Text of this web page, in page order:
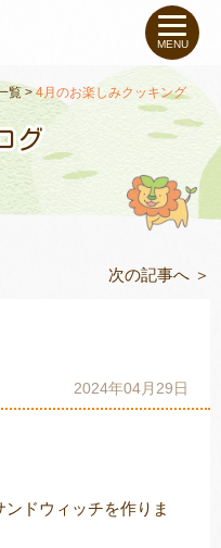
６才）
ま
MENU
覧>4月のお楽しみクッキング
グ
次の記事へ ＞
2024年04月29日
ドウィッチを作りま